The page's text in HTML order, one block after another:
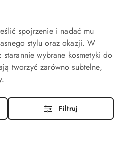
spojrzenie i nadać mu
stylu oraz okazji. W
wybrane kosmetyki do
tworzyć zarówno subtelne,
Filtruj